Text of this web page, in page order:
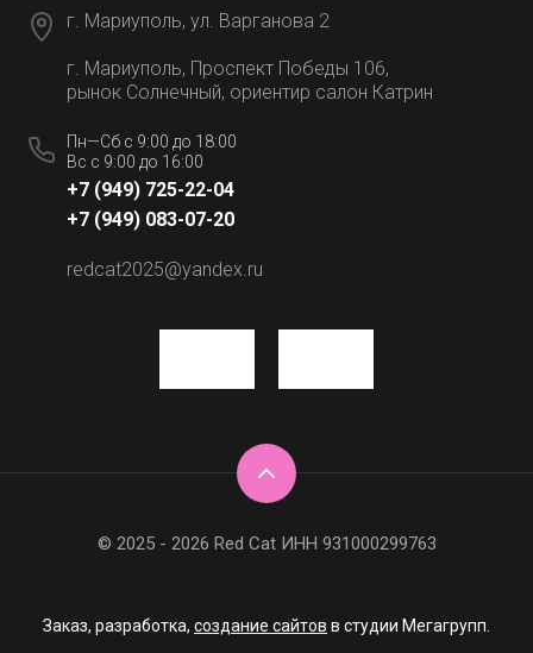
г. Мариуполь, ул. Варганова 2
г. Мариуполь, Проспект Победы 106,
рынок Солнечный, ориентир салон Катрин
Пн—Сб с 9:00 до 18:00
Вс с 9:00 до 16:00
+7 (949) 725-22-04
+7 (949) 083-07-20
redcat2025@yandex.ru
© 2025 - 2026 Red Cat ИНН 931000299763
Заказ, разработка, создание сайтов в студии Мегагрупп.